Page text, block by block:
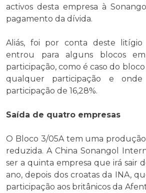
activos desta empresa à
pagamento da dívida.
Aliás, foi por conta deste litígio
entrou para alguns blocos
participação, como é caso do
qualquer participação e
participação de 16,28%.
Saída de quatro empresas
O Bloco 3/05A tem uma
reduzida. A China Sonangol
ser a quinta empresa que irá sair
ano, depois dos croatas da INA,
participação aos britânicos da